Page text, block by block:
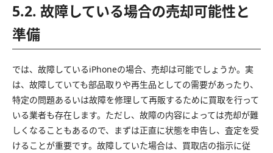
5.2. 故障している場合の売却可能性と
準備
では、故障しているiPhoneの場合、売却は可能でしょうか。実
は、故障していても部品取りや再生品としての需要があったり、
特定の問題あるいは故障を修理して再販するために買取を行って
いる業者も存在します。ただし、故障の内容によっては売却が難
しくなることもあるので、まずは正直に状態を申告し、査定を受
けることが重要です。故障していた場合は、買取店の指示に従